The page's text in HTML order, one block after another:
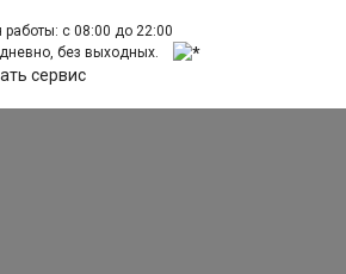
работы: с 08:00 до 22:00
без выходных.
сервис